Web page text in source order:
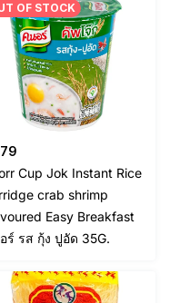
OF STOCK
Cup Jok Instant Rice
crab shrimp
Easy Breakfast
ร์ รส กุ้ง ปูอัด 35G.